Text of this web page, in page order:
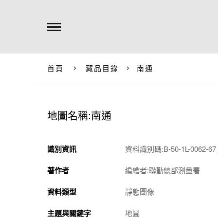
首頁 藏品目錄 南通
地圖名稱:南通
識別資訊 資料識別碼:B-50-1L-0062-
著作者 編繪者:聯勤總部測量署
資料類型 靜態圖像
主題與關鍵字 地圖